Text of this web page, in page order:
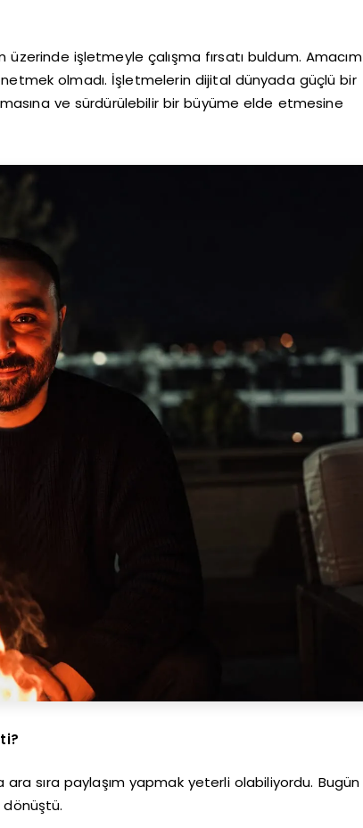
üzerinde işletmeyle çalışma fırsatı buldum. Amacım
olmadı. İşletmelerin dijital dünyada güçlü bir
ve sürdürülebilir bir büyüme elde etmesine
sıra paylaşım yapmak yeterli olabiliyordu. Bugün